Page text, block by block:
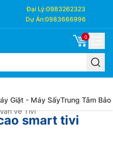
Đại Lý:0983262323
Dự Án:0983666996
0
Giặt - Máy SấyTrung Tâm Bảo
về Tivi
smart tivi